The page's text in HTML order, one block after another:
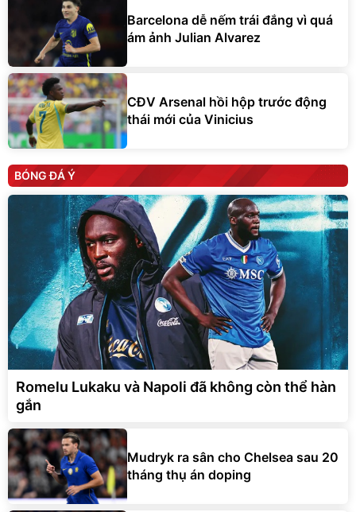
Barcelona dễ nếm trái đắng vì quá
ám ảnh Julian Alvarez
CĐV Arsenal hồi hộp trước động
thái mới của Vinicius
BÓNG ĐÁ Ý
Romelu Lukaku và Napoli đã không còn thể hàn
gắn
Mudryk ra sân cho Chelsea sau 20
tháng thụ án doping